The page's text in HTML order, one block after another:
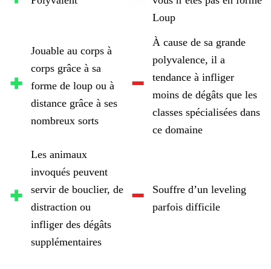
Loup
Jouable au corps à
corps grâce à sa
forme de loup ou à
distance grâce à ses
nombreux sorts
À cause de sa grande
polyvalence, il a
tendance à infliger
moins de dégâts que les
classes spécialisées dans
ce domaine
Les animaux
invoqués peuvent
servir de bouclier, de
distraction ou
infliger des dégâts
supplémentaires
Souffre d’un leveling
parfois difficile